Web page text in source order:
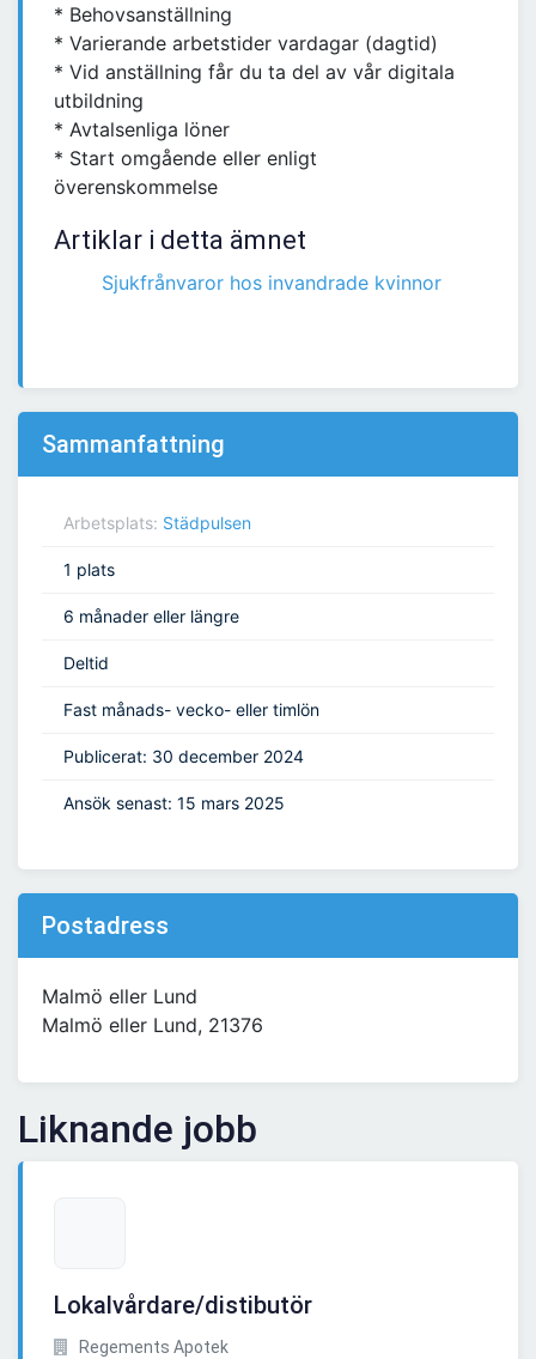
* Behovsanställning
* Varierande arbetstider vardagar (dagtid)
* Vid anställning får du ta del av vår digitala
utbildning
* Avtalsenliga löner
* Start omgående eller enligt
överenskommelse
Artiklar i detta ämnet
Sjukfrånvaror hos invandrade kvinnor
Sammanfattning
Arbetsplats: Städpulsen
1 plats
6 månader eller längre
Deltid
Fast månads- vecko- eller timlön
Publicerat: 30 december 2024
Ansök senast: 15 mars 2025
Postadress
Malmö eller Lund
Malmö eller Lund, 21376
Liknande jobb
Lokalvårdare/distibutör
Regements Apotek